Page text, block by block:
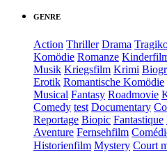
GENRE
Action Thriller Drama
Komödie Romanze
Musik Kriegsfilm Krimi
Erotik Romantische Komödie
Musical Fantasy Roadmovie
Comedy test Documentary
Reportage Biopic Fantastique
Aventure Fernsehfilm
Historienfilm Mystery Court